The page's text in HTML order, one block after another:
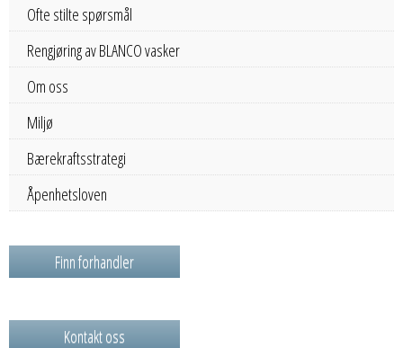
Ofte stilte spørsmål
Rengjøring av BLANCO vasker
Om oss
Miljø
Bærekraftsstrategi
Åpenhetsloven
Finn forhandler
Kontakt oss